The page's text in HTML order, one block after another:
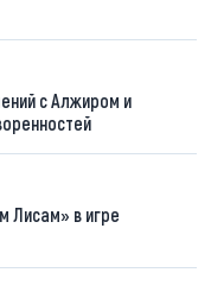
с Алжиром и
Лисам» в игре